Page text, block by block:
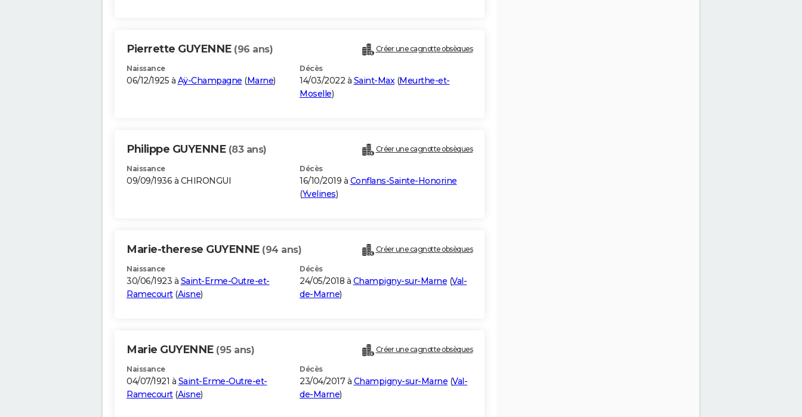
Pierrette GUYENNE (96 ans) Créer une cagnotte obsèques
Naissance
06/12/1925 à Aÿ-Champagne (Marne)
Décès
14/03/2022 à Saint-Max(Meurthe-et-
Moselle)
Philippe GUYENNE (83 ans) Créer une cagnotte obsèques
Naissance
09/09/1936 à CHIRONGUI
Décès
16/10/2019 à Conflans-Sainte-Honorine
(Yvelines)
Marie-therese GUYENNE (94 ans) Créer une cagnotte obsèques
Naissance
30/06/1923 à Saint-Erme-Outre-et-
Ramecourt(Aisne)
Décès
24/05/2018 à Champigny-sur-Marne (Val-
de-Marne)
Marie GUYENNE (95 ans) Créer une cagnotte obsèques
Naissance
04/07/1921 à Saint-Erme-Outre-et-
Ramecourt(Aisne)
Décès
23/04/2017 à Champigny-sur-Marne (Val-
de-Marne)